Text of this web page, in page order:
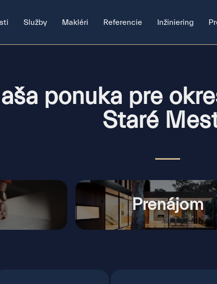
Služby Makléri Referencie Inžiniering
ponuka pre
Staré
Prenájom